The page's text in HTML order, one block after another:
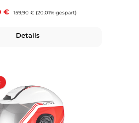
€ Regulärer Preis:
159,90 € (20.01% gespart)
Details